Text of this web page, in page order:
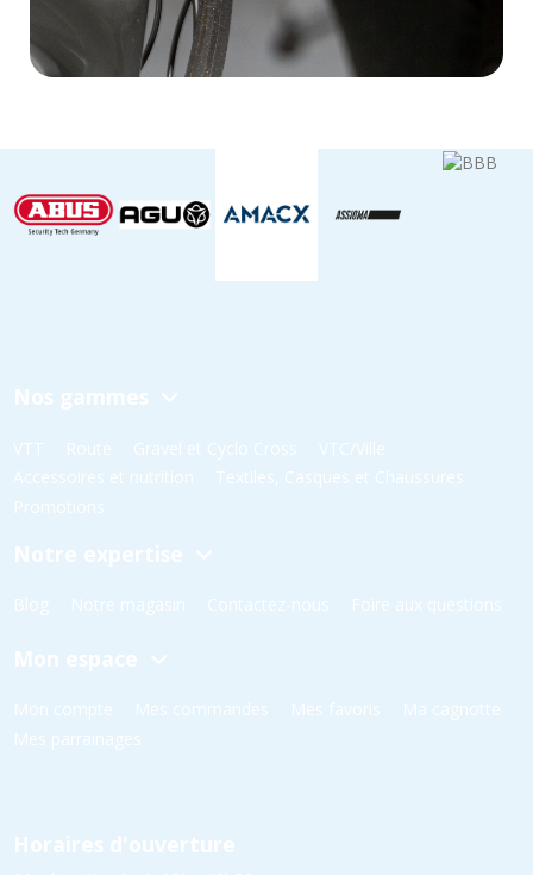
Nos gammes
VTT Route Gravel et Cyclo Cross
VTC/Ville
Accessoires et nutrition
Textiles, Casques et Chaussures
Promotions
Notre expertise
Blog Notre magasin Contactez-nous Foire aux questions
Mon espace
Mon compte Mes commandes Mes favoris
Ma cagnotte
Mes parrainages
Horaires d'ouverture